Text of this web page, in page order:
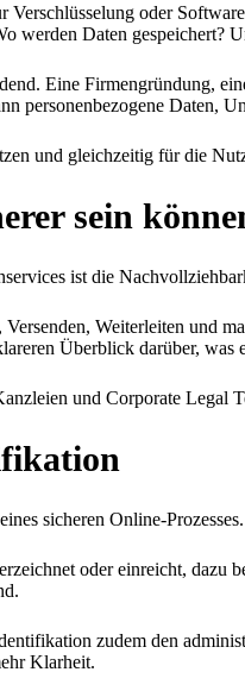
oder
werden Daten gespeichert?
Eine Firmengründung,
personenbezogene Daten,
und gleichzeitig für die
sein
ist die
Weiterleiten und
Überblick darüber,
und Corporate Legal
sicheren Online-Prozesses.
oder einreicht,
zudem den
Klarheit.